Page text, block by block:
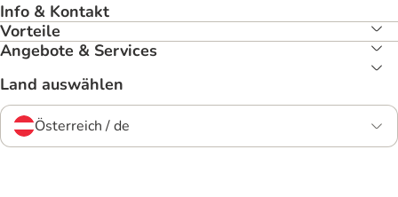
Info & Kontakt
Vorteile
Angebote & Services
Land auswählen
Österreich / de